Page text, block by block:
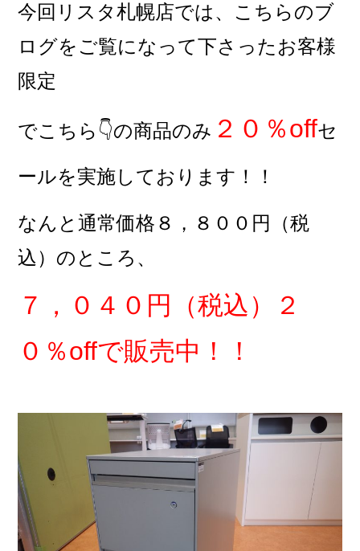
今回リスタ札幌店では、こちらのブ
ログをご覧になって下さったお客様
限定
でこちら👇の商品のみ ２０％offセ
ールを実施しております！！
なんと通常価格８，８００円（税
込）のところ、
７，０４０円（税込）２
０％offで販売中！！